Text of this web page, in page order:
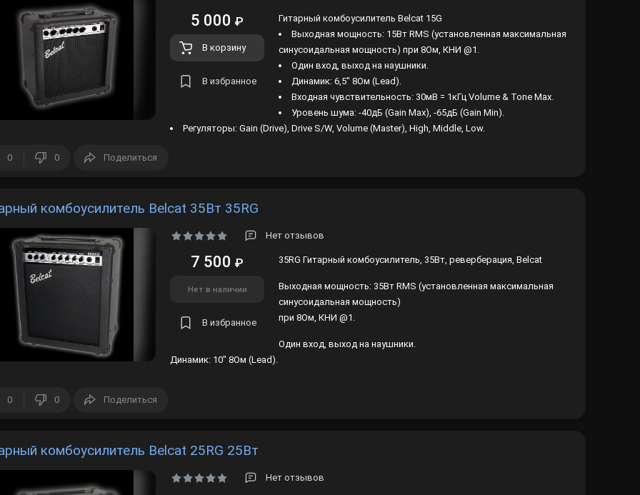
5 000 ₽
В корзину
В избранное
Гитарный комбоусилитель Belcat 15G
Выходная мощность: 15Вт RMS (установленная максимальная
синусоидальная мощность) при 8Ом, КНИ @1.
Один вход, выход на наушники.
Динамик: 6,5" 8Ом (Lead).
Входная чувствительность: 30мВ = 1кГц Volume & Tone Max.
Уровень шума: -40дБ (Gain Max), -65дБ (Gain Min).
Регуляторы: Gain (Drive), Drive S/W, Volume (Master), High, Middle, Low.
0 0 Поделиться
комбоусилитель Belcat 35Вт 35RG
Нет отзывов
7 500 ₽
Нет в наличии
В избранное
35RG Гитарный комбоусилитель, 35Вт, реверберация, Belcat
Выходная мощность: 35Вт RMS (установленная максимальная
синусоидальная мощность)
при 8Ом, КНИ @1.
Один вход, выход на наушники.
Динамик: 10" 8Ом (Lead).
0 0 Поделиться
комбоусилитель Belcat 25RG 25Вт
Нет отзывов